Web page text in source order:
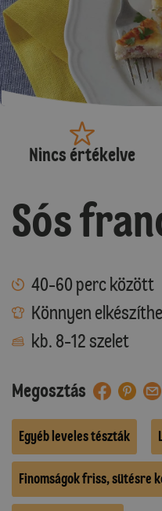
Nincs értékelve
Sós
40-60 perc között
Könnyen
kb. 8-12 szelet
Megosztás
Egyéb leveles tészták
Finomságok friss, sütésre